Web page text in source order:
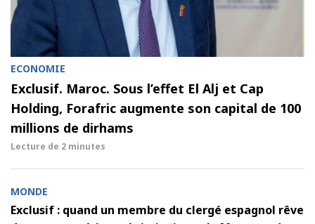
ECONOMIE
Exclusif. Maroc. Sous l’effet El Alj et Cap
Holding, Forafric augmente son capital de 100
millions de dirhams
Lecture de 2 minutes
MONDE
Exclusif : quand un membre du clergé espagnol rêve